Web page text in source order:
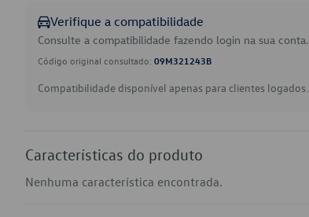
Verifique a compatibilidade
Consulte a compatibilidade fazendo login na sua conta.
Código original consultado: 09M321243B
Compatibilidade disponível apenas para clientes logados.
Características do produto
Nenhuma característica encontrada.